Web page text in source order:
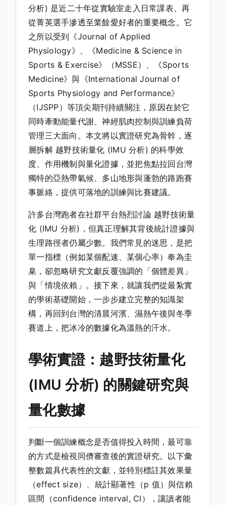
分析) 是近二十年從實驗室走入日常課表、再
從菁英選手滲透至業餘愛好者的重要概念。它
之所以受到《Journal of Applied
Physiology》、《Medicine & Science in
Sports & Exercise》（MSSE）、《Sports
Medicine》與《International Journal of
Sports Physiology and Performance》
（IJSPP）等頂尖期刊持續關注，原因在於它
同時牽動能量代謝、神經肌肉控制與訓練負荷
管理三大面向。本文將以實證研究為骨幹，逐
層拆解 越野技術量化 (IMU 分析) 的科學效
度、作用機制與量化證據，並把焦點拉回台灣
獨特的亞熱帶氣候、多山地形與蓬勃的路跑賽
事脈絡，提供可落地的訓練與比賽建議。
許多台灣跑者在社群平台熱烈討論 越野技術量
化 (IMU 分析)，但真正理解其背後統計證據與
生理路徑者仍屬少數。我們常見的迷思，是把
單一指標（例如某個配速、某個心率）奉為圭
臬，卻忽略研究文獻反覆強調的「個體差異」
與「情境依賴」。接下來，就讓我們從最紮實
的學術基礎開始，一步步建立完整的知識架
構，再回到台灣的清晨河濱、濕熱午後與冬季
賽道上，把冰冷的數據化為溫熱的汗水。
學術實證：越野技術量化
(IMU 分析) 的關鍵研究與
量化數據
判斷一個訓練概念是否值得投入時間，最可靠
的方式是檢視同儕審查後的實證研究。以下彙
整數篇具代表性的文獻，並特別標註其效果量
（effect size）、統計顯著性（p 值）與信賴
區間（confidence interval, CI），讓讀者能